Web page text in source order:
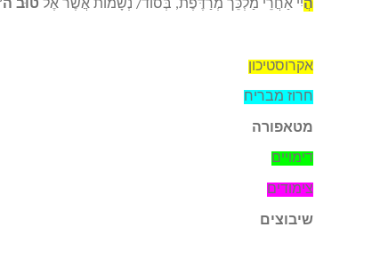
הֲיִי אַחֲרֵי מַלְכֵּך מְרַדֶּפֶת, בְּסוֹד/ נְשָׁמוֹת אֲשֶׁר אֶל טוּב
אקרוסטיכון
חרוז מבריח
מטאפורה
דימויים
צימודים
שיבוצים